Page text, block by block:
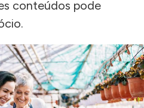
conteúdos pode